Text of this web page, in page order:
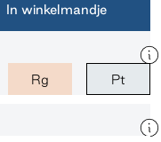
In winkelmandje
Rg Pt